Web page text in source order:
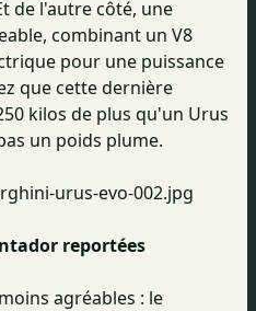
de l'autre côté, une
combinant un V8
pour une puissance
que cette dernière
kilos de plus qu'un Urus
un poids plume.
reportées
agréables : le